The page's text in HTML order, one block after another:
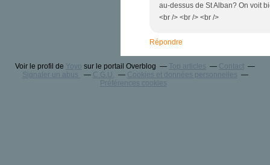
au-dessus de St Alban? On voit
<br /> <br /> <br />
Répondre
Voir le profil de Yoyo sur le portail Overblog Top articles
Contact
Signaler un abus
C.G.U.
Cookies et données personnelles
Préférences cookies